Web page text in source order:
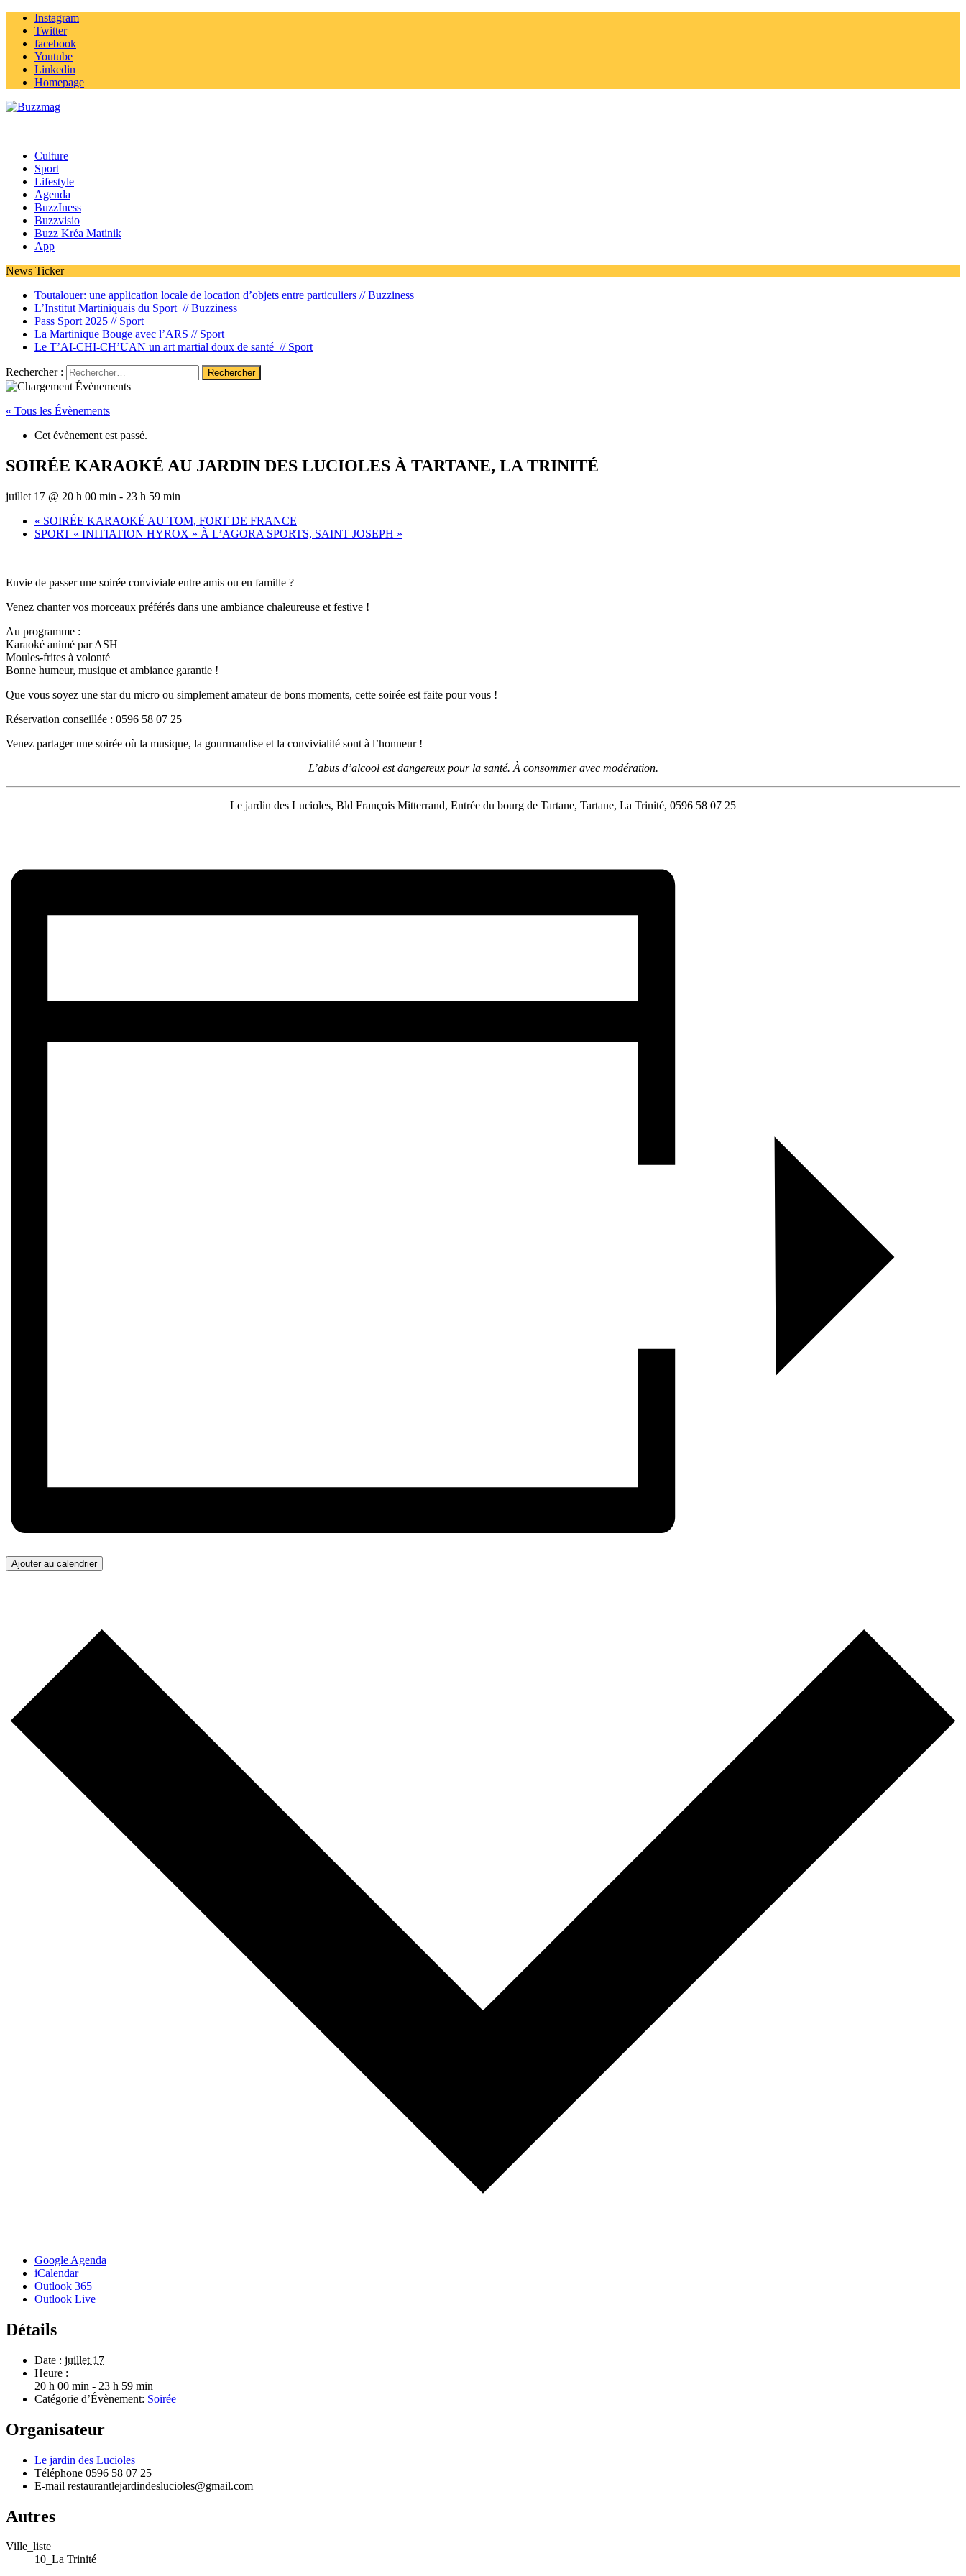
Instagram
Twitter
facebook
Youtube
Linkedin
Homepage
Culture
Sport
Lifestyle
Agenda
BuzzIness
Buzzvisio
Buzz Kréa Matinik
App
News Ticker
Toutalouer: une application locale de location d’objets entre particuliers //Buzziness
L’Institut Martiniquais du Sport //Buzziness
Pass Sport 2025 // Sport
La Martinique Bouge avec l’ARS // Sport
Le T’AI-CHI-CH’UAN un art martial doux de santé // Sport
Rechercher :
« Tous les Évènements
Cet évènement est passé.
SOIRÉE KARAOKÉ AU JARDIN DES LUCIOLES À TARTANE, LA TRINITÉ
juillet 17 @ 20 h 00 min - 23 h 59 min
« SOIRÉE KARAOKÉ AU TOM, FORT DE FRANCE
SPORT « INITIATION HYROX » À L’AGORA SPORTS, SAINT JOSEPH »
Envie de passer une soirée conviviale entre amis ou en famille ?
Venez chanter vos morceaux préférés dans une ambiance chaleureuse et festive !
Au programme :
Karaoké animé par ASH
Moules-frites à volonté
Bonne humeur, musique et ambiance garantie !
Que vous soyez une star du micro ou simplement amateur de bons moments, cette soirée est faite pour vous !
Réservation conseillée : 0596 58 07 25
Venez partager une soirée où la musique, la gourmandise et la convivialité sont à l’honneur !
L’abus d’alcool est dangereux pour la santé. À consommer avec modération.
Le jardin des Lucioles, Bld François Mitterrand, Entrée du bourg de Tartane, Tartane, La Trinité, 0596 58 07 25
Ajouter au calendrier
Google Agenda
iCalendar
Outlook 365
Outlook Live
Détails
Date : juillet 17
Heure :
20 h 00 min - 23 h 59 min
Catégorie d’Évènement: Soirée
Organisateur
Le jardin des Lucioles
Téléphone 0596 58 07 25
E-mail restaurantlejardindeslucioles@gmail.com
Autres
Ville_liste
10_La Trinité